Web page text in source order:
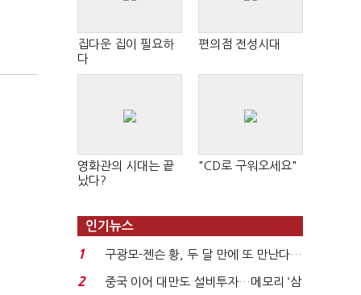
집다운 집이 필요하
다
편의점 전성시대
영화관의 시대는 끝
났다?
"CD로 구워오세요"
인기뉴스
1
구광모-젠슨 황, 두 달 만에 또 만난다…
로봇·AI 등 논...
2
중국 이어 대만도 설비투자…메모리 ‘삼